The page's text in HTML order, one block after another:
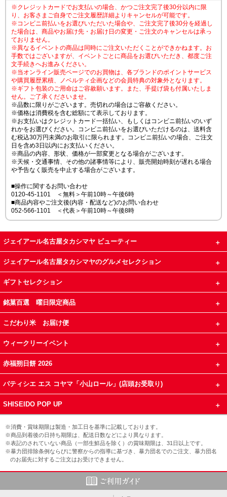
※クレジットカードでお支払いの場合、かつご注文完了後30分以内に限
り、お客さまご自身でご注文履歴詳細よりキャンセルが可能です。
※コンビニ前払いをお選びいただいた場合や、ご注文完了後30分を経過し
た場合は、商品やお届け先・お届け日の変更・ご注文のキャンセルは承っ
ておりません。
※異なるイベントの商品は同時にご注文いただくことができかねます。お
手数ではございますが、イベントごとに商品をお選びいただき、都度ご注
文手続きへお進みください。
※当オンライン販売ページでのお買物は、各ブランドのポイントサービス
や購買履歴累積、ノベルティ企画などの会員特典の対象外となります。
※ギフト包装のご用命はご容赦願います。また、手提げ袋も付属いたしま
せん。ご了承くださいませ。
※品数に限りがございます。売切れの場合はご容赦ください。
※価格は消費税を含む総額にて表示しております。
※お支払いはクレジットカード一括払い、もしくはコンビニ前払いのいず
れかをお選びください。コンビニ前払いをお選びいただけるのは、送料含
む税込30万円未満のお取引に限られます。コンビニ前払いの場合、ご注文
日を含め3日以内にお支払いください。
※商品の内容、形状、価格が一部変更となる場合がございます。
※天候・交通事情、その他の諸事情等により、販売開始時刻が遅れる場合
や予告なく販売を中止する場合がございます。
■操作に関するお問い合わせ
0120-45-1101 ＜無料＞午前10時～午後6時
■商品内容やご注文後(内容・配送など)のお問い合わせ
052-566-1101 ＜代表＞午前10時～午後8時
ジェイアール名古屋タカシマヤ ビューティー
ジェイアール名古屋タカシマヤのグルメセレクション
ギフトセレクション
銘菓百選 曜日限定商品
こだわり米 お届け便
ウィークリーイベント
赤福朔日餅 2026
パティシエ エス コヤマ「小山ロール」(店頭お受取り)
SHISEIDO POP UP
※消費・賞味期限は製造・加工日を基準に記載しております。
※商品到着後の日持ち期限は、配送日数などにより異なります。
※表記のされていない商品（一部生鮮品を除く）の賞味期限は、31日以上です。
※暴力団排除条例ならびに警察からの指導に基づき、暴力団名でのご注文、暴力団名
のお届先に対するご注文はお受けできません。